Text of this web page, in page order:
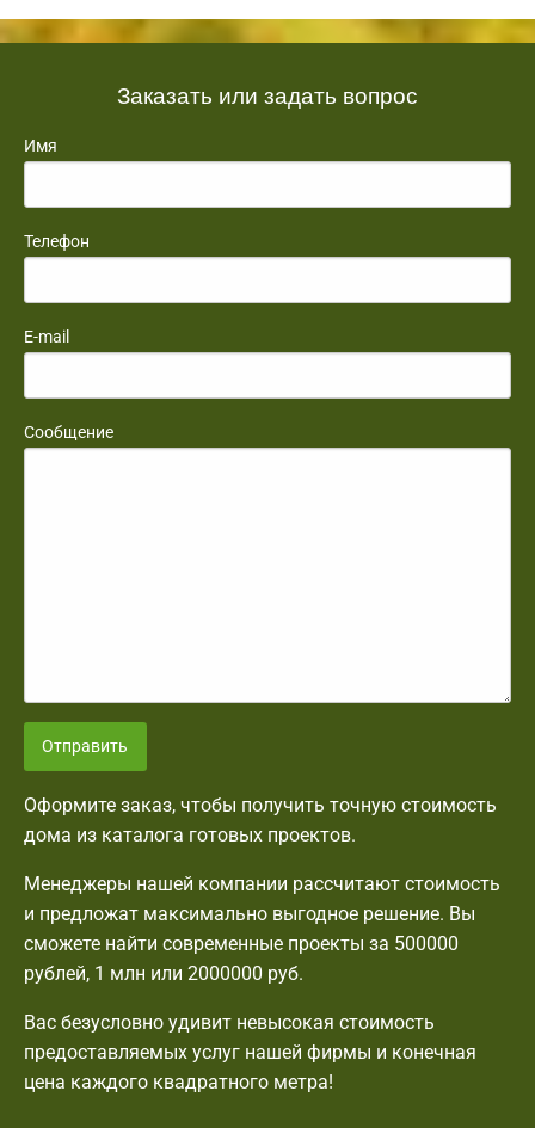
Заказать или задать вопрос
Имя
Телефон
E-mail
Сообщение
Отправить
Оформите заказ, чтобы получить точную стоимость
дома из каталога готовых проектов.
Менеджеры нашей компании рассчитают стоимость
и предложат максимально выгодное решение. Вы
сможете найти современные проекты за 500000
рублей, 1 млн или 2000000 руб.
Вас безусловно удивит невысокая стоимость
предоставляемых услуг нашей фирмы и конечная
цена каждого квадратного метра!